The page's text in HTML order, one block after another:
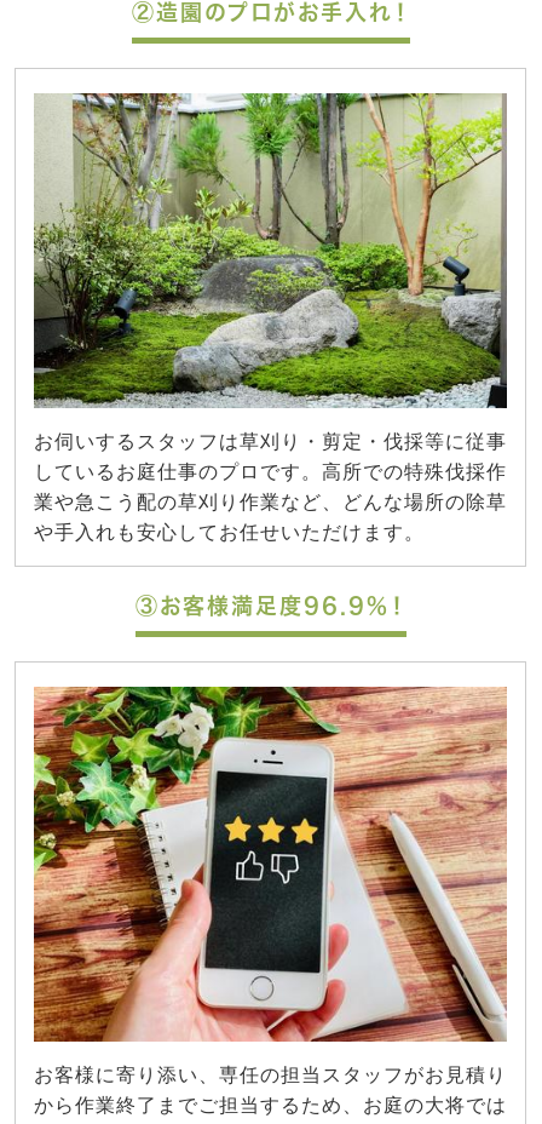
②造園のプロがお手入れ！
お伺いするスタッフは草刈り・剪定・伐採等に従事
しているお庭仕事のプロです。高所での特殊伐採作
業や急こう配の草刈り作業など、どんな場所の除草
や手入れも安心してお任せいただけます。
③お客様満足度96.9%！
お客様に寄り添い、専任の担当スタッフがお見積り
から作業終了までご担当するため、お庭の大将では